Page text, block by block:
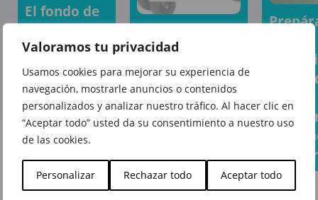
Valoramos tu privacidad
Usamos cookies para mejorar su experiencia de
navegación, mostrarle anuncios o contenidos
personalizados y analizar nuestro tráfico. Al hacer clic en
“Aceptar todo” usted da su consentimiento a nuestro uso
de las cookies.
Personalizar Rechazar todo Aceptar todo
El fondo de
armario que
te
acompañará
temporada
tras
temporada
en Punt
Roma
llévalo todo sin
complicaciones
gracias a Feu
Vert
el
Feu